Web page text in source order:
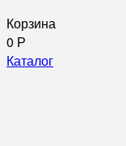
Корзина
0 Р
Каталог